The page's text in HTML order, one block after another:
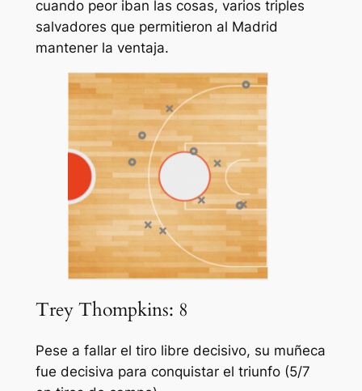
cuando peor iban las cosas, varios triples
salvadores que permitieron al Madrid
mantener la ventaja.
Trey Thompkins: 8
Pese a fallar el tiro libre decisivo, su muñeca
fue decisiva para conquistar el triunfo (5/7